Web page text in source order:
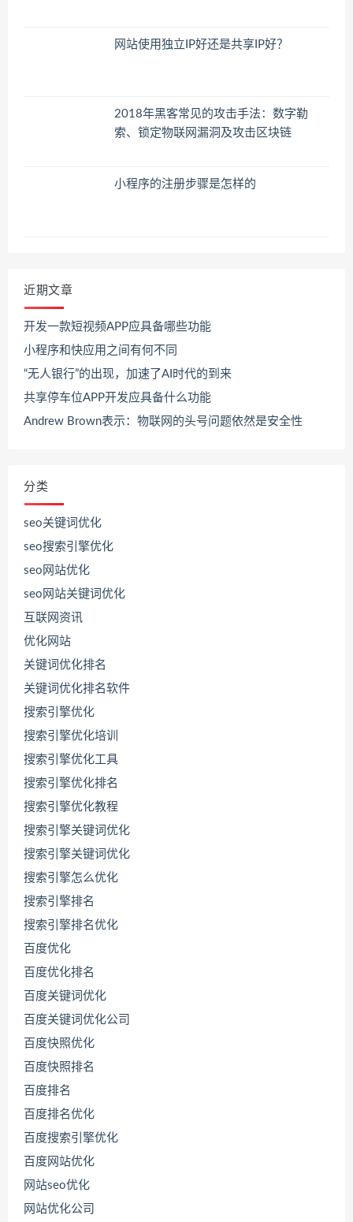
网站使用独立IP好还是共享IP好？
2018年黑客常见的攻击手法：数字勒
索、锁定物联网漏洞及攻击区块链
小程序的注册步骤是怎样的
近期文章
开发一款短视频APP应具备哪些功能
小程序和快应用之间有何不同
“无人银行”的出现，加速了AI时代的到来
共享停车位APP开发应具备什么功能
Andrew Brown表示：物联网的头号问题依然是安全性
分类
seo关键词优化
seo搜索引擎优化
seo网站优化
seo网站关键词优化
互联网资讯
优化网站
关键词优化排名
关键词优化排名软件
搜索引擎优化
搜索引擎优化培训
搜索引擎优化工具
搜索引擎优化排名
搜索引擎优化教程
搜索引擎关键词优化
搜索引擎关键词优化
搜索引擎怎么优化
搜索引擎排名
搜索引擎排名优化
百度优化
百度优化排名
百度关键词优化
百度关键词优化公司
百度快照优化
百度快照排名
百度排名
百度排名优化
百度搜索引擎优化
百度网站优化
网站seo优化
网站优化公司